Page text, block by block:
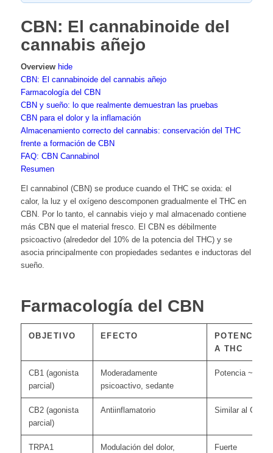
CBN: El cannabinoide del
cannabis añejo
Overview hide
CBN: El cannabinoide del cannabis añejo
Farmacología del CBN
CBN y sueño: lo que realmente demuestran las pruebas
CBN para el dolor y la inflamación
Almacenamiento correcto del cannabis: conservación del THC
frente a formación de CBN
FAQ: CBN Cannabinol
Resumen
El cannabinol (CBN) se produce cuando el THC se oxida: el
calor, la luz y el oxígeno descomponen gradualmente el THC en
CBN. Por lo tanto, el cannabis viejo y mal almacenado contiene
más CBN que el material fresco. El CBN es débilmente
psicoactivo (alrededor del 10% de la potencia del THC) y se
asocia principalmente con propiedades sedantes e inductoras del
sueño.
Farmacología del CBN
OBJETIVO EFECTO
POTENCIA
A THC
CB1 (agonista
parcial)
Moderadamente
psicoactivo, sedante
Potencia ~10
CB2 (agonista
parcial)
Antiinflamatorio Similar al CBG
TRPA1
Modulación del dolor,
Fuerte